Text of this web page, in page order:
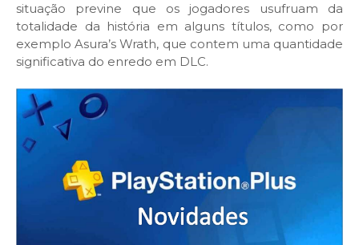
situação previne que os jogadores usufruam da
totalidade da história em alguns títulos, como por
exemplo Asura’s Wrath, que contem uma quantidade
significativa do enredo em DLC.